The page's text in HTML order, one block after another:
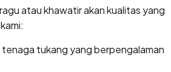
atau khawatir akan kualitas yang
tenaga tukang yang berpengalaman